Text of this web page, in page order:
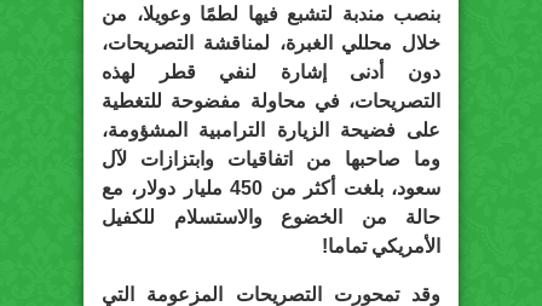
بنصب مندبة لتشبع فيها لطمًا وعويلا، من
خلال محللي الغبرة، لمناقشة التصريحات،
دون أدنى إشارة لنفي قطر لهذه
التصريحات، في محاولة مفضوحة للتغطية
على فضيحة الزيارة الترامبية المشؤومة،
وما صاحبها من اتفاقيات وابتزازات لآل
سعود، بلغت أكثر من 450 مليار دولار، مع
حالة من الخضوع والاستسلام للكفيل
الأمريكي تماما!
وقد تمحورت التصريحات المزعومة التي